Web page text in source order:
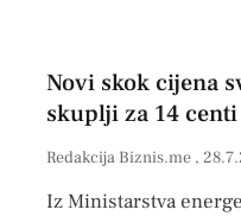
Novi skok cijena
skuplji za 14 centi
Redakcija Biznis.me
Iz Ministarstva